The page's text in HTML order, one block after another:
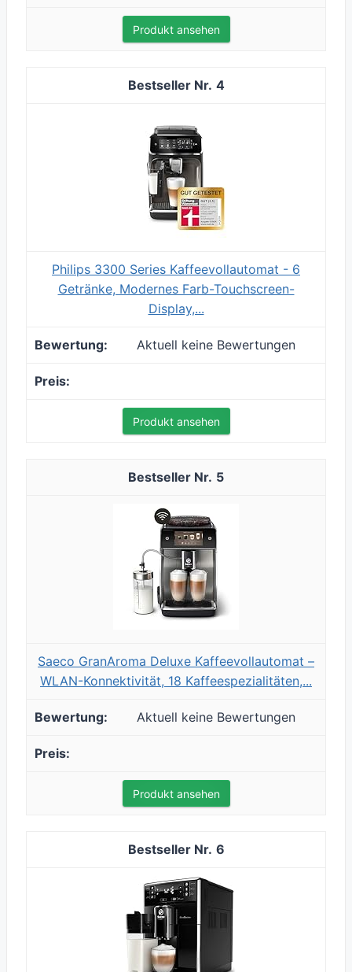
Produkt ansehen
4
Philips 3300 Series Kaffeevollautomat - 6
Getränke, Modernes Farb-Touchscreen-
Display,...
Aktuell keine Bewertungen
Produkt ansehen
5
Saeco GranAroma Deluxe Kaffeevollautomat –
WLAN-Konnektivität, 18 Kaffeespezialitäten,...
Aktuell keine Bewertungen
Produkt ansehen
6